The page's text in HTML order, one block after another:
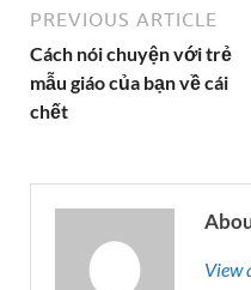
PREVIOUS ARTICLE
Cách nói chuyện với trẻ
mẫu giáo của bạn về cái
chết
View